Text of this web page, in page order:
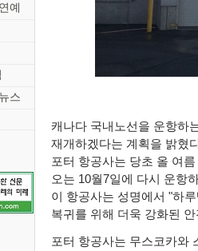
예
스
캐나다 국내노선을 운항하
재개하겠다는 계획을 밝혔
포터 항공사는 당초 올 여
오는 10월7일에 다시 운항
이 항공사는 성명에서 "하
복귀를 위해 더욱 강화된
포터 항공사는 무스코카와